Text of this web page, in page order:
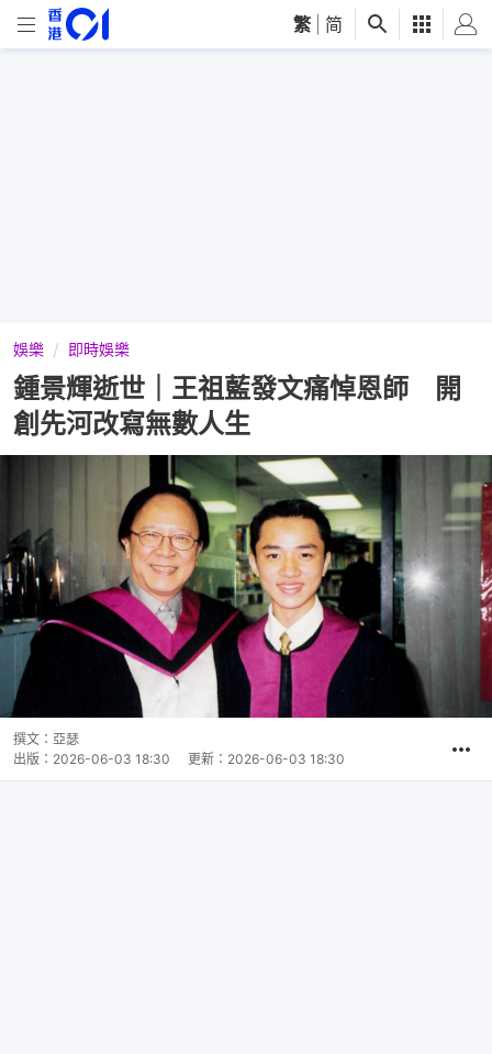
繁 简
娛樂 即時娛樂
鍾景輝逝世｜王祖藍發文痛悼恩師 開
創先河改寫無數人生
撰文： 亞瑟
出版： 2026-06-03 18:30 更新： 2026-06-03 18:30